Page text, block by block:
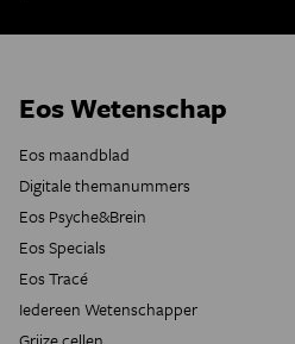
Eos Wetenschap
Eos maandblad
Digitale themanummers
Eos Psyche&Brein
Eos Specials
Eos Tracé
Iedereen Wetenschapper